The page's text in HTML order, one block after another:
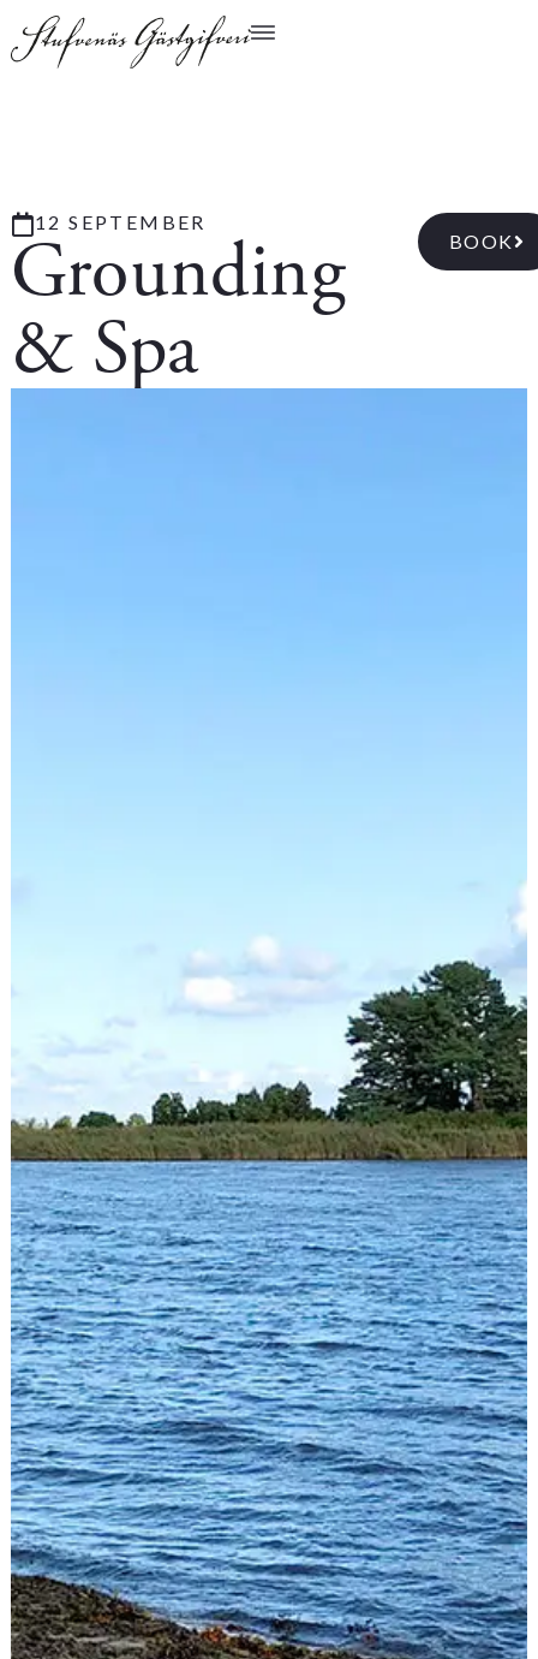
12 SEPTEMBER
Grounding
& Spa
BOOK